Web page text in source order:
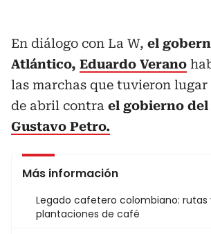
En diálogo con La W, el
Atlántico, Eduardo Verano
las marchas que tuvieron lugar
de abril contra el gobierno
Gustavo Petro.
Más información
Legado cafetero colombiano: rutas
plantaciones de café